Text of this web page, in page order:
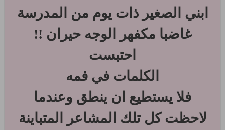
ابني الصغير ذات يوم من المدرسة
غاضبا مكفهر الوجه حيران !!
احتبست
الكلمات في فمه
فلا يستطيع ان ينطق وعندما
لاحظت كل تلك المشاعر المتباينة